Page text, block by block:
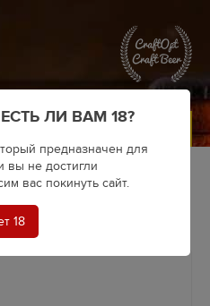
Пивоварни
Saldens
ЛИ ВАМ 18?
предназначен для
вы не достигли
вас покинуть сайт.
18